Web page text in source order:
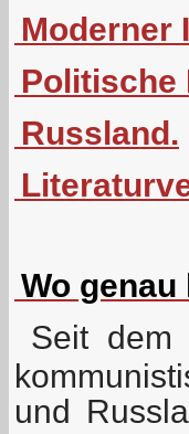
Moderner
Politische
Russland.
Wo
Seit dem
und